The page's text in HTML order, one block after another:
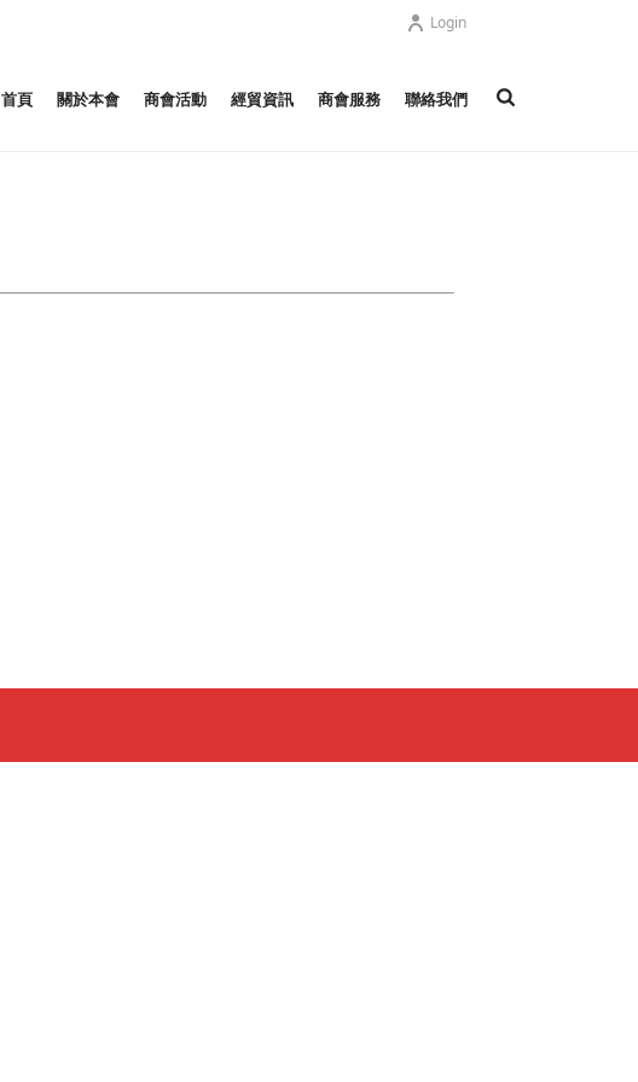
Login
首頁 關於本會 商會活動 經貿資訊 商會服務 聯絡我們